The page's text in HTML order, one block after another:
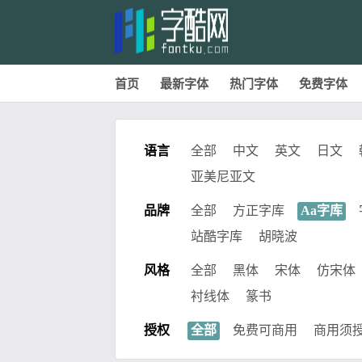
首页 最新字体 热门字体 免费字体
语言 全部 中文 英文 日文
亚美尼亚文
品牌 全部 方正字库 Aa字库
站酷字库
胡晓波
风格 全部 黑体 宋体
仿宋体
衬线体
篆书
授权 全部 免费可商用 商用须